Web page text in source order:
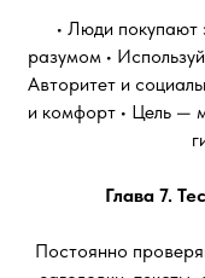
• Люди
разумом •
Авторитет и
и комфорт • Цель —
Глава 7.
Постоянно